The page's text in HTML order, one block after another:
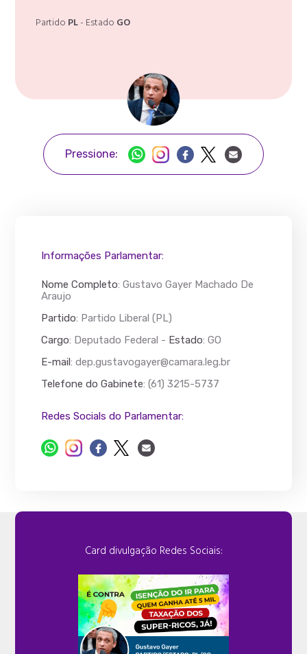
Partido PL- Estado GO
Pressione:
Informações Parlamentar:
Nome Completo:Gustavo Gayer Machado De
Araujo
Partido: Partido Liberal (PL)
Cargo: Deputado Federal - Estado: GO
E-mail:dep.gustavogayer@camara.leg.br
Telefone do Gabinete: (61) 3215-5737
Redes Socials do Parlamentar:
Card divulgação Redes Sociais: